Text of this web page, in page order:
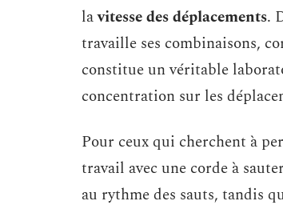
lavitesse des déplacements.
travaille ses combinaisons,
constitue un véritable
concentration sur les
Pour ceux qui cherchent à
travail avec une corde à
au rythme des sauts, tandis